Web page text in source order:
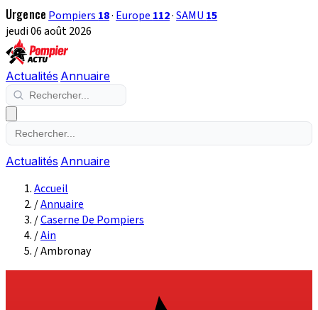
Urgence Pompiers 18· Europe 112·SAMU 15
jeudi 06 août 2026
Actualités Annuaire
Actualités Annuaire
Accueil
/Annuaire
/Caserne De Pompiers
/Ain
/Ambronay